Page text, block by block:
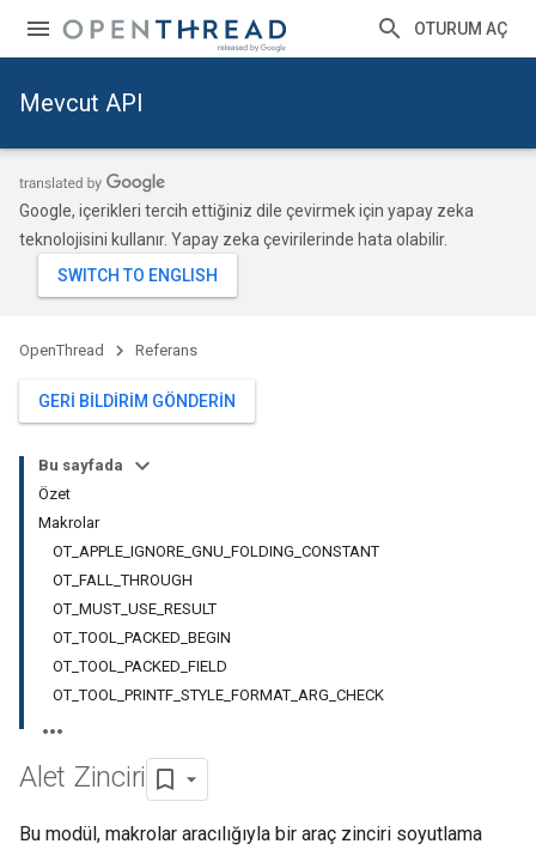
OTURUM AÇ
Mevcut API
Google, içerikleri tercih ettiğiniz dile çevirmek için yapay zeka
teknolojisini kullanır. Yapay zeka çevirilerinde hata olabilir.
OpenThread Referans
GERI BILDIRIM GÖNDERIN
Bu sayfada
Özet
Makrolar
OT_APPLE_IGNORE_GNU_FOLDING_CONSTANT
OT_FALL_THROUGH
OT_MUST_USE_RESULT
OT_TOOL_PACKED_BEGIN
OT_TOOL_PACKED_FIELD
OT_TOOL_PRINTF_STYLE_FORMAT_ARG_CHECK
Alet Zinciri
Bu modül, makrolar aracılığıyla bir araç zinciri soyutlama